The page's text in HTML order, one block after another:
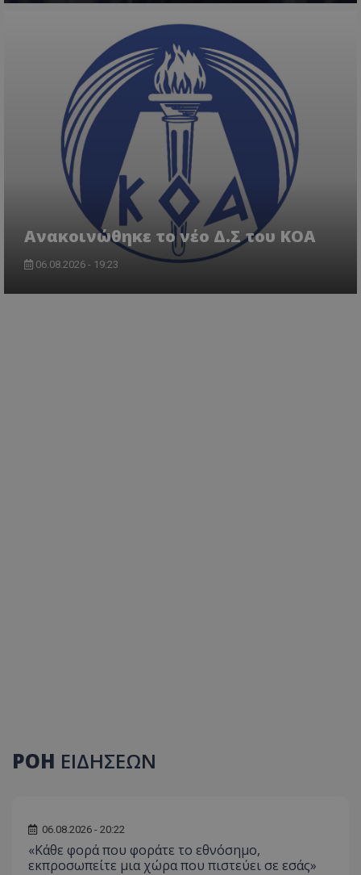
Aνακοινώθηκε το νέο Δ.Σ του ΚΟΑ
06.08.2026 - 19:23
ΡΟΗ ΕΙΔΗΣΕΩΝ
06.08.2026 - 20:22
«Κάθε φορά που φοράτε το εθνόσημο,
εκπροσωπείτε μια χώρα που πιστεύει σε εσάς»